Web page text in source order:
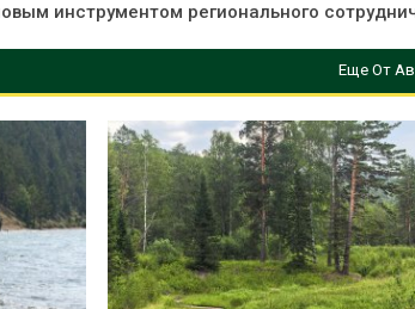
инструментом регионального
Еще От